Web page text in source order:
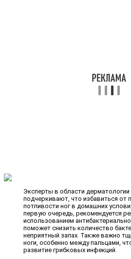
Эксперты в области дерматологии
подчеркивают, что избавиться от
потливости ног в домашних
первую очередь, рекомендуется
использованием
поможет снизить количество
неприятный запах. Также важно
ноги, особенно между пальцами,
развитие грибковых инфекций.